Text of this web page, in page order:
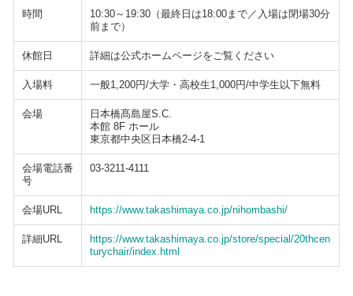
時間
10:30～19:30（最終日は18:00まで／入場は閉場30分
前まで）
休館日 詳細は公式ホームページをご覧ください
入場料 一般1,200円/大学・高校生1,000円/中学生以下無料
会場
日本橋髙島屋S.C.
本館 8F ホール
東京都中央区日本橋2-4-1
会場電話番
号
03-3211-4111
会場URL https://www.takashimaya.co.jp/nihombashi/
詳細URL
https://www.takashimaya.co.jp/store/special/20thcen
turychair/index.html